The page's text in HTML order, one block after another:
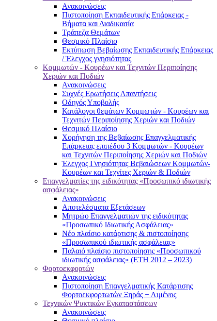
Ανακοινώσεις
Πιστοποίηση Εκπαιδευτικής Επάρκειας -
Βήματα και Διαδικασία
Τράπεζα Θεμάτων
Θεσμικό Πλαίσιο
Εκτύπωση Βεβαίωσης Εκπαιδευτικής Επάρκειας
/ Έλεγχος γνησιότητας
Κομμωτών - Κουρέων και Τεχνιτών Περιποίησης
Χεριών και Ποδιών
Ανακοινώσεις
Συχνές Ερωτήσεις Απαντήσεις
Οδηγός Υποβολής
Κατάλογοι θεμάτων Κομμωτών - Κουρέων και
Τεχνιτών Περιποίησης Χεριών και Ποδιών
Θεσμικό Πλαίσιο
Χορήγηση της Βεβαίωσης Επαγγελματικής
Επάρκειας επιπέδου 3 Κομμωτών - Κουρέων
και Τεχνιτών Περιποίησης Χεριών και Ποδιών
Έλεγχος Γνησιότητας Βεβαιώσεων Κομμωτών-
Κουρέων και Τεχνίτες Χεριών & Ποδιών
Επαγγελματίες της ειδικότητας «Προσωπικό ιδιωτικής
ασφάλειας»
Ανακοινώσεις
Αποτελέσματα Εξετάσεων
Μητρώο Επαγγελματιών της ειδικότητας
«Προσωπικό Ιδιωτικής Ασφάλειας»
Νέο πλαίσιο κατάρτισης & πιστοποίησης
«Προσωπικού ιδιωτικής ασφάλειας»
Παλαιό πλαίσιο πιστοποίησης «Προσωπικού
ιδιωτικής ασφάλειας» (ΕΤΗ 2012 – 2023)
Φορτοεκφορτών
Ανακοινώσεις
Πιστοποίηση Επαγγελματικής Κατάρτισης
Φορτοεκφορτωτών Ξηράς − Λιμένος
Τεχνικών Ψυκτικών Εγκαταστάσεων
Ανακοινώσεις